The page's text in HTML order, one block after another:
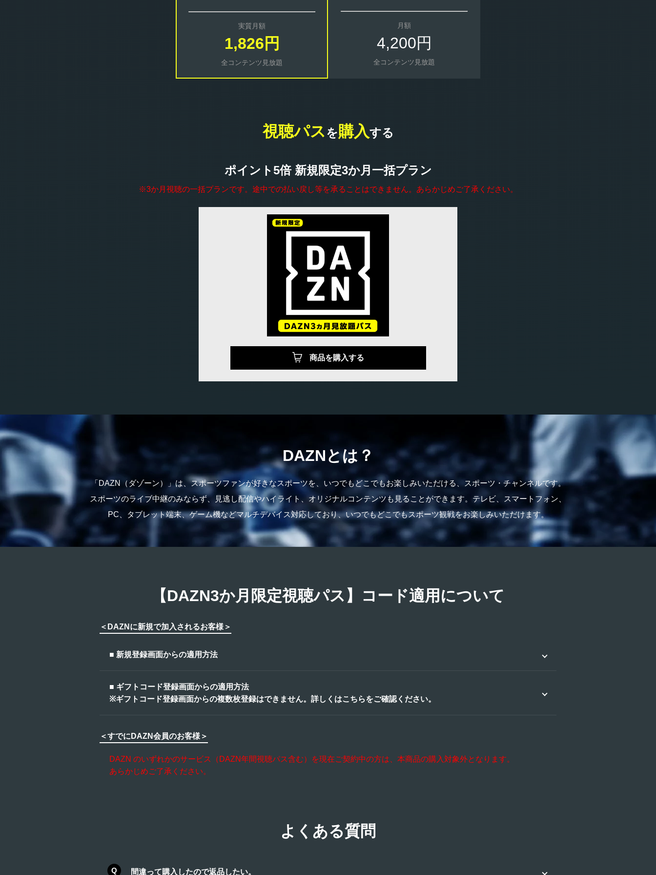
実質月額
1,826円
全コンテンツ見放題
月額
4,200円
全コンテンツ見放題
視聴パスを購入する
ポイント5倍 新規限定3か月一括プラン
※3か月視聴の一括プランです。途中での払い戻し等を承ることはできません。あらかじめご了承ください。
商品を購入する
DAZNとは？
「DAZN（ダゾーン）」は、スポーツファンが好きなスポーツを、いつでもどこでもお楽しみいただける、スポーツ・チャンネルです。
スポーツのライブ中継のみならず、見逃し配信やハイライト、オリジナルコンテンツも見ることができます。テレビ、スマートフォン、
PC、タブレット端末、ゲーム機などマルチデバイス対応しており、いつでもどこでもスポーツ観戦をお楽しみいただけます。
【DAZN3か月限定視聴パス】コード適用について
＜DAZNに新規で加入されるお客様＞
■ 新規登録画面からの適用方法
■ ギフトコード登録画面からの適用方法
※ギフトコード登録画面からの複数枚登録はできません。詳しくはこちらをご確認ください。
２．ギフトコードを入力し「適用する」を押下
＜すでにDAZN会員のお客様＞
DAZN のいずれかのサービス（DAZN年間視聴パス含む）を現在ご契約中の方は、本商品の購入対象外となります。
あらかじめご了承ください。
よくある質問
間違って購入したので返品したい。